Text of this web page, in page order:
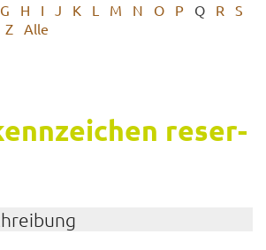
G H I J K L M N O P Q R
S
Z Alle
re­ser­